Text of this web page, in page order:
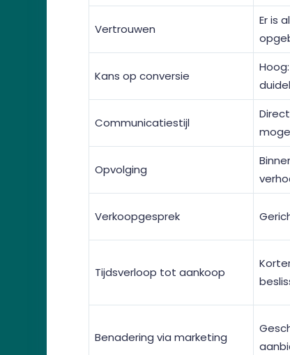
Vertrouwen
Er is
Kans op conversie
Communicatiestijl
Opvolging
Verkoopgesprek
Tijdsverloop tot aankoop
Benadering via marketing